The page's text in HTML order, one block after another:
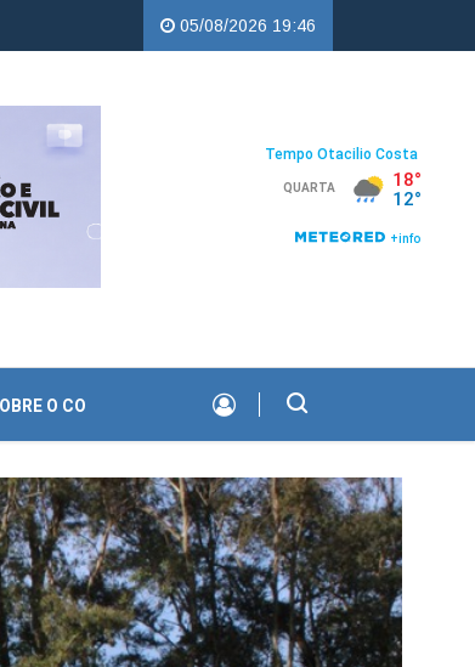
| Troco Solidário da Copercampos deixa legado de
05/08/2026 19:46
O CO